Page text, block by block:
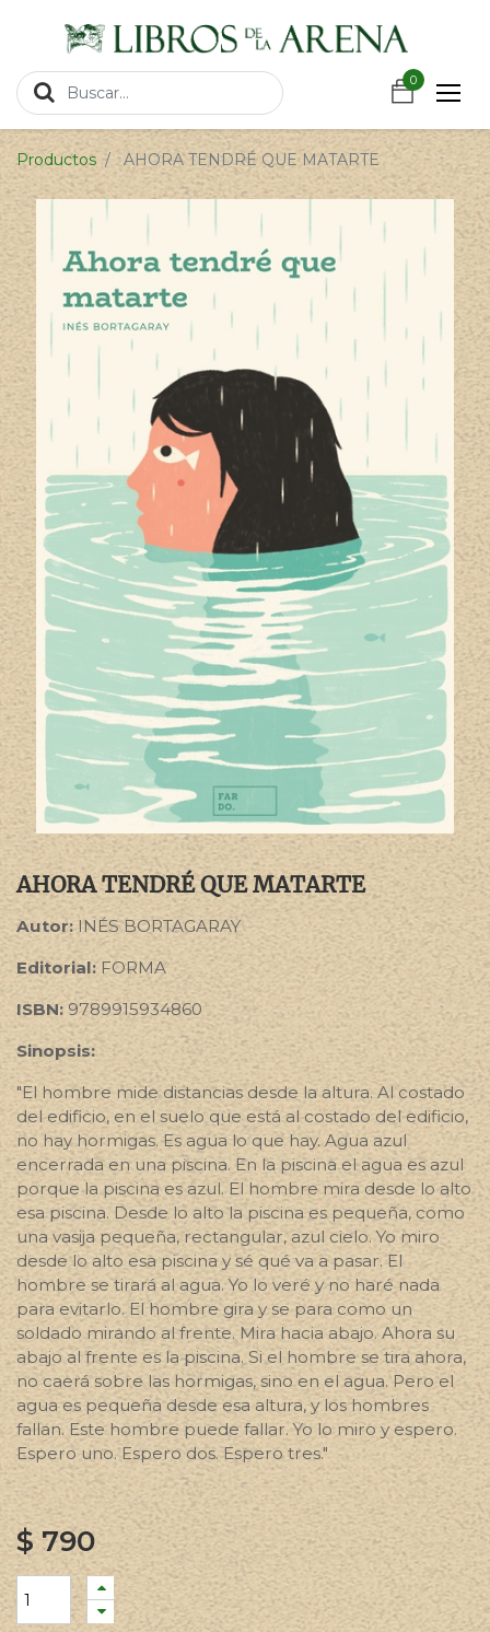
0
0
Productos AHORA TENDRÉ QUE MATARTE
AHORA TENDRÉ QUE MATARTE
Autor:INÉS BORTAGARAY
Editorial: FORMA
ISBN: 9789915934860
Sinopsis:
"El hombre mide distancias desde la altura. Al costado
del edificio, en el suelo que está al costado del edificio,
no hay hormigas. Es agua lo que hay. Agua azul
encerrada en una piscina. En la piscina el agua es azul
porque la piscina es azul. El hombre mira desde lo alto
esa piscina. Desde lo alto la piscina es pequeña, como
una vasija pequeña, rectangular, azul cielo. Yo miro
desde lo alto esa piscina y sé qué va a pasar. El
hombre se tirará al agua. Yo lo veré y no haré nada
para evitarlo. El hombre gira y se para como un
soldado mirando al frente. Mira hacia abajo. Ahora su
abajo al frente es la piscina. Si el hombre se tira ahora,
no caerá sobre las hormigas, sino en el agua. Pero el
agua es pequeña desde esa altura, y los hombres
fallan. Este hombre puede fallar. Yo lo miro y espero.
Espero uno. Espero dos. Espero tres."
$ 790